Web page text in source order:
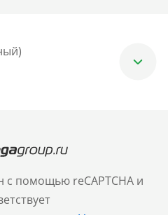
помощью reCAPTCHA и